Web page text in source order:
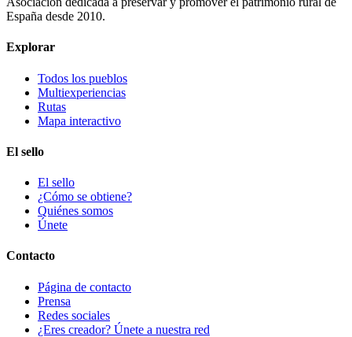
España desde 2010.
Explorar
Todos los pueblos
Multiexperiencias
Rutas
Mapa interactivo
El sello
El sello
¿Cómo se obtiene?
Quiénes somos
Únete
Contacto
Página de contacto
Prensa
Redes sociales
¿Eres creador? Únete a nuestra red